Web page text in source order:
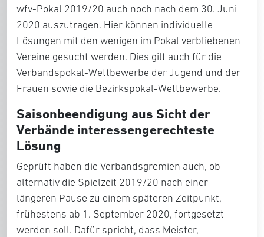
wfv-Pokal 2019/20 auch noch nach dem 30. Juni
2020 auszutragen. Hier können individuelle
Lösungen mit den wenigen im Pokal verbliebenen
Vereine gesucht werden. Dies gilt auch für die
Verbandspokal-Wettbewerbe der Jugend und der
Frauen sowie die Bezirkspokal-Wettbewerbe.
Saisonbeendigung aus Sicht der
Verbände interessengerechteste
Lösung
Geprüft haben die Verbandsgremien auch, ob
alternativ die Spielzeit 2019/20 nach einer
längeren Pause zu einem späteren Zeitpunkt,
frühestens ab 1. September 2020, fortgesetzt
werden soll. Dafür spricht, dass Meister,